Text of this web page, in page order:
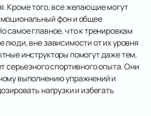
Кроме того, все желающие могут
фон и общее
самое главное, что к тренировкам
люди, вне зависимости от их уровня
инструкторы помогут даже тем,
серьезного спортивного опыта. Они
выполнению упражнений и
нагрузки и избегать